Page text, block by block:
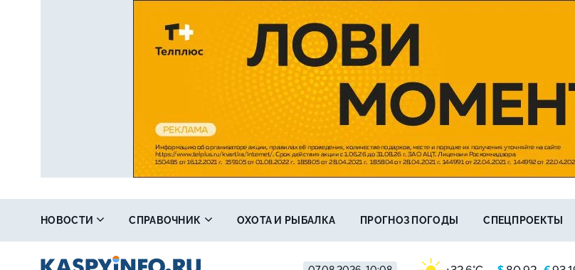
НОВОСТИ СПРАВОЧНИК ОХОТА И РЫБАЛКА ПРОГНОЗ ПОГОДЫ СПЕЦПРОЕКТЫ